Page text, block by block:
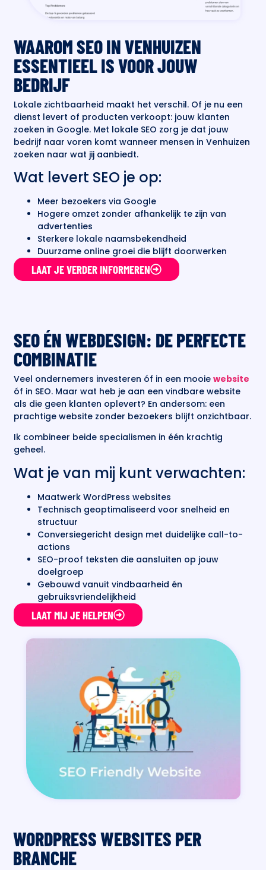
WAAROM SEO IN VENHUIZEN
ESSENTIEEL IS VOOR JOUW
BEDRIJF
Lokale zichtbaarheid maakt het verschil. Of je nu een
dienst levert of producten verkoopt: jouw klanten
zoeken in Google. Met lokale SEO zorg je dat jouw
bedrijf naar voren komt wanneer mensen in Venhuizen
zoeken naar wat jij aanbiedt.
Wat levert SEO je op:
Meer bezoekers via Google
Hogere omzet zonder afhankelijk te zijn van
advertenties
Sterkere lokale naamsbekendheid
Duurzame online groei die blijft doorwerken
LAAT JE VERDER INFORMEREN
SEO ÉN WEBDESIGN: DE PERFECTE
COMBINATIE
Veel ondernemers investeren óf in een mooiewebsite
óf in SEO. Maar wat heb je aan een vindbare website
als die geen klanten oplevert? En andersom: een
prachtige website zonder bezoekers blijft onzichtbaar.
Ik combineer beide specialismen in één krachtig
geheel.
Wat je van mij kunt verwachten:
Maatwerk WordPress websites
Technisch geoptimaliseerd voor snelheid en
structuur
Conversiegericht design met duidelijke call-to-
actions
SEO-proof teksten die aansluiten op jouw
doelgroep
Gebouwd vanuit vindbaarheid én
gebruiksvriendelijkheid
LAAT MIJ JE HELPEN
WORDPRESS WEBSITES PER
BRANCHE